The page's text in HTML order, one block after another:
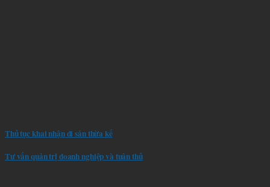
Thủ tục khai nhận di sản thừa kế
Tư vấn quản trị doanh nghiệp và tuân thủ